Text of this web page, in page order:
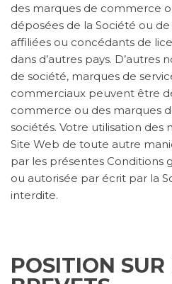
des marques de commerce
déposées de la Société ou de
affiliées ou concédants de
dans d’autres pays. D’autres
de société, marques de
commerciaux peuvent être
commerce ou des marques
sociétés. Votre utilisation des
Site Web de toute autre
par les présentes Conditions
ou autorisée par écrit par la
interdite.
POSITION SUR